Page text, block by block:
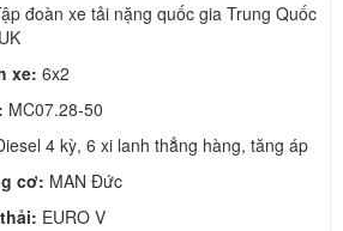
đoàn xe tải nặng quốc gia Trung Quốc
xe: 6x2
MC07.28-50
4 kỳ, 6 xi lanh thẳng hàng, tăng áp
cơ: MAN Đức
EURO V